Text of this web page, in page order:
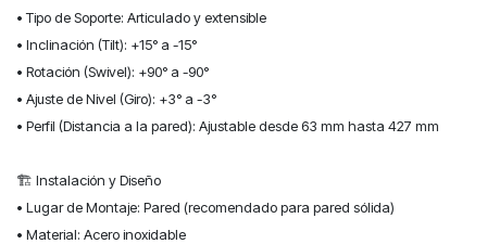
• Tipo de Soporte: Articulado y extensible
• Inclinación (Tilt): +15° a -15°
• Rotación (Swivel): +90° a -90°
• Ajuste de Nivel (Giro): +3° a -3°
• Perfil (Distancia a la pared): Ajustable desde 63 mm hasta 427 mm
🏗️ Instalación y Diseño
• Lugar de Montaje: Pared (recomendado para pared sólida)
• Material: Acero inoxidable